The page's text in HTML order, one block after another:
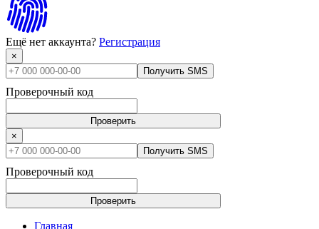
Ещё нет аккаунта? Регистрация
×
Получить SMS
Проверочный код
Проверить
×
Получить SMS
Проверочный код
Проверить
Главная